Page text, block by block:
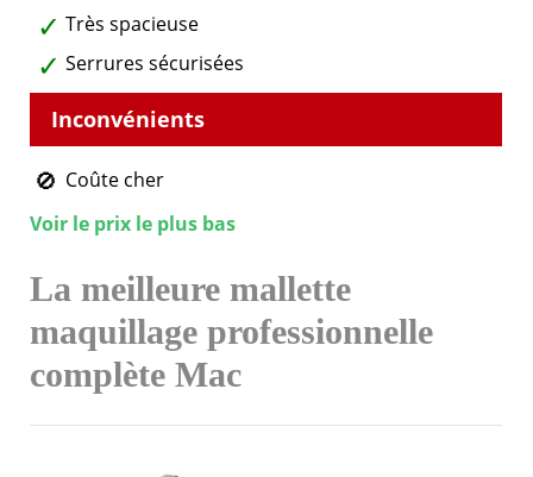
Très spacieuse
Serrures sécurisées
Coûte cher
Voir le prix le plus bas
La meilleure mallette
maquillage professionnelle
complète Mac